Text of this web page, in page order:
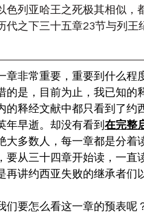
色列亚哈王之死极其相似，
代之下三十五章23节与列
章非常重要，重要到什么程
的是，目前为止，我已知的
的释经文献中都只看到了约
年早逝。却没有看到 在完整
大多数人，每一章都是分着
要从三十四章开始读，一直
再讲约西亚失败的继承者们
们要怎么看这一章的预表呢